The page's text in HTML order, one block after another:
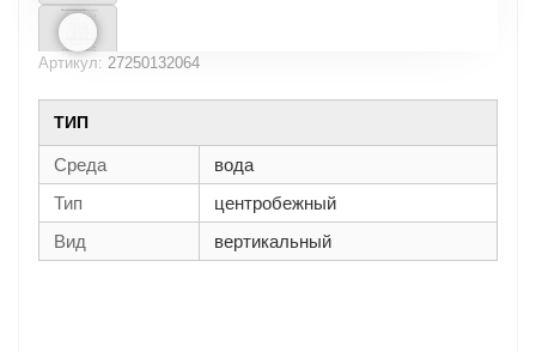
Артикул: 27250132064
ТИП
Среда
вода
Тип
центробежный
Вид
вертикальный